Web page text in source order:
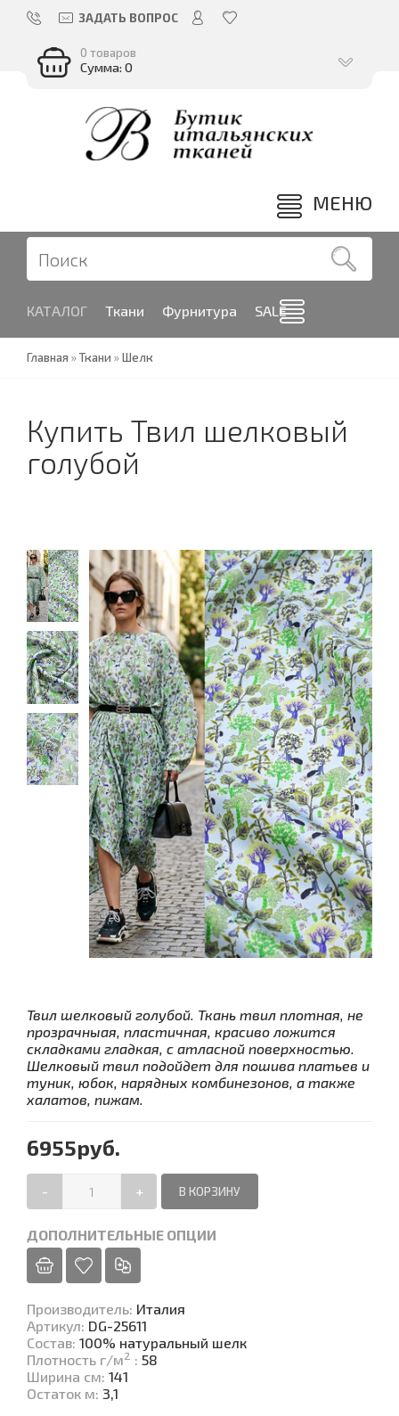
ЗАДАТЬ ВОПРОС
0 товаров
Сумма: 0
МЕНЮ
КАТАЛОГ Ткани Фурнитура SALE
Главная »Ткани »Шелк
Купить Твил шелковый
голубой
Твил шелковый голубой. Ткань твил плотная, не
прозрачныая, пластичная, красиво ложится
складками гладкая, с атласной поверхностью.
Шелковый твил подойдет для пошива платьев и
туник, юбок, нарядных комбинезонов, а также
халатов, пижам.
6955руб.
- +
ДОПОЛНИТЕЛЬНЫЕ ОПЦИИ
Производитель: Италия
Артикул: DG-25611
Состав: 100% натуральный шелк
Плотность г/м2 : 58
Ширина см: 141
Остаток м: 3,1